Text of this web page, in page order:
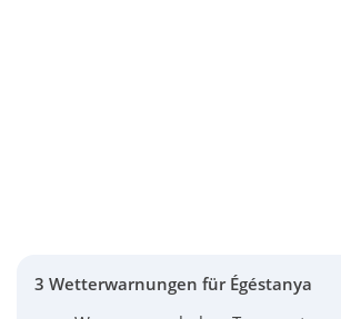
3 Wetterwarnungen für Égéstanya